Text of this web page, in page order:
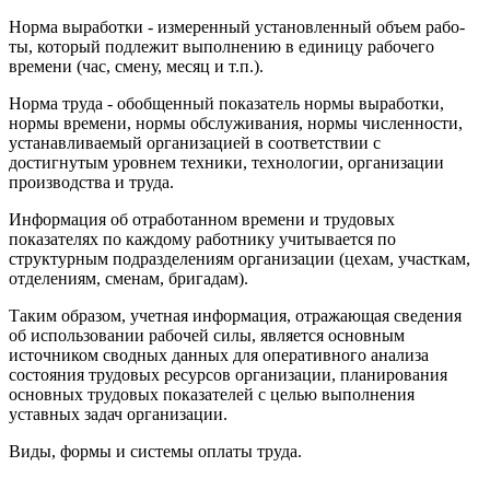
Норма выработки - измеренный установленный объем рабо­
ты, который подлежит выполнению в единицу рабочего
времени (час, смену, месяц и т.п.).
Норма труда - обобщенный показатель нормы выработки,
нормы времени, нормы обслуживания, нормы численности,
уста­навливаемый организацией в соответствии с
достигнутым уров­нем техники, технологии, организации
производства и труда.
Информация об отработанном времени и трудовых
показателях по каждому работнику учитывается по
структурным подразделени­ям организации (цехам, участкам,
отделениям, сменам, бригадам).
Таким образом, учетная информация, отражающая сведения
об использовании рабочей силы, является основным
источником сводных данных для оперативного анализа
состояния трудовых ресурсов организации, планирования
основных трудовых показа­телей с целью выполнения
уставных задач организации.
Виды, формы и системы оплаты труда.